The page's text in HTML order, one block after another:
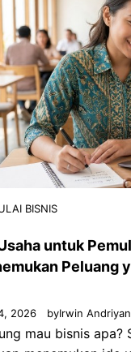
BISNIS
untuk
Peluang
2026 byIrwin
mau bisnis apa?